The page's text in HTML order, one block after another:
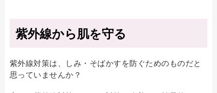
紫外線から肌を守る
紫外線対策は、しみ・そばかすを防ぐためのものだと
思っていませんか？